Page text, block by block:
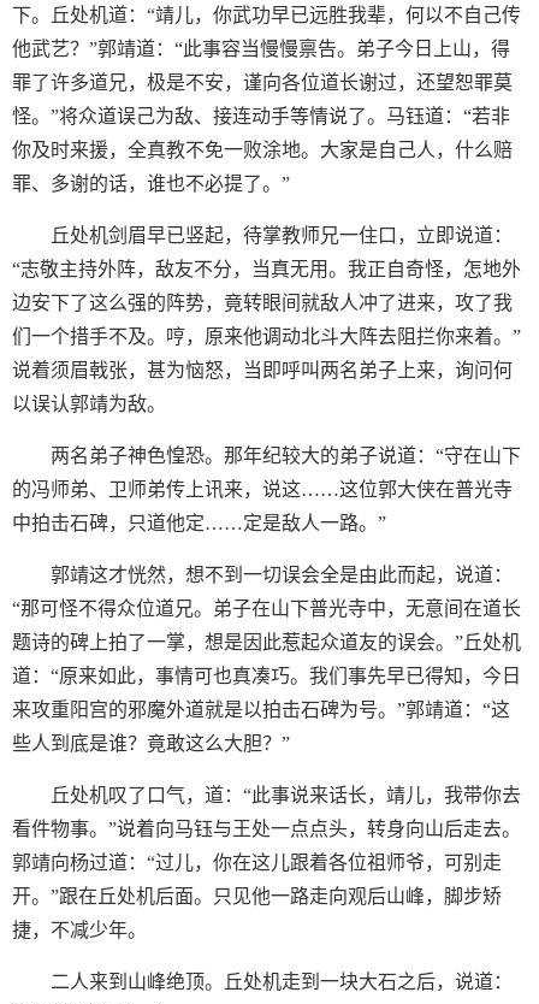
下。丘处机道：“靖儿，你武功早已远胜我辈，何以不自己传
他武艺？”郭靖道：“此事容当慢慢禀告。弟子今日上山，得
罪了许多道兄，极是不安，谨向各位道长谢过，还望恕罪莫
怪。”将众道误己为敌、接连动手等情说了。马钰道：“若非
你及时来援，全真教不免一败涂地。大家是自己人，什么赔
罪、多谢的话，谁也不必提了。”
丘处机剑眉早已竖起，待掌教师兄一住口，立即说道：
“志敬主持外阵，敌友不分，当真无用。我正自奇怪，怎地外
边安下了这么强的阵势，竟转眼间就敌人冲了进来，攻了我
们一个措手不及。哼，原来他调动北斗大阵去阻拦你来着。”
说着须眉戟张，甚为恼怒，当即呼叫两名弟子上来，询问何
以误认郭靖为敌。
两名弟子神色惶恐。那年纪较大的弟子说道：“守在山下
的冯师弟、卫师弟传上讯来，说这……这位郭大侠在普光寺
中拍击石碑，只道他定……定是敌人一路。”
郭靖这才恍然，想不到一切误会全是由此而起，说道：
“那可怪不得众位道兄。弟子在山下普光寺中，无意间在道长
题诗的碑上拍了一掌，想是因此惹起众道友的误会。”丘处机
道：“原来如此，事情可也真凑巧。我们事先早已得知，今日
来攻重阳宫的邪魔外道就是以拍击石碑为号。”郭靖道：“这
些人到底是谁？竟敢这么大胆？”
丘处机叹了口气，道：“此事说来话长，靖儿，我带你去
看件物事。”说着向马钰与王处一点点头，转身向山后走去。
郭靖向杨过道：“过儿，你在这儿跟着各位祖师爷，可别走
开。”跟在丘处机后面。只见他一路走向观后山峰，脚步矫
捷，不减少年。
二人来到山峰绝顶。丘处机走到一块大石之后，说道：